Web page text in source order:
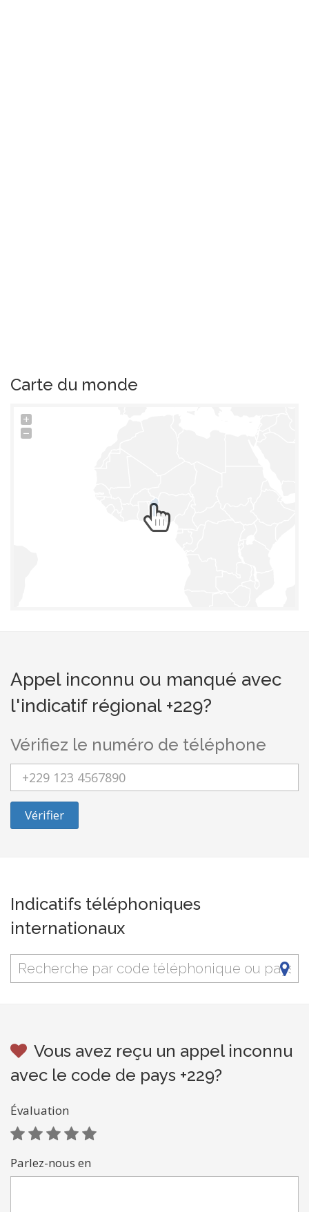
Carte du monde
+
−
Appel inconnu ou manqué avec
l'indicatif régional +229?
Vérifiez le numéro de téléphone
Vérifier
Indicatifs téléphoniques
internationaux
Vous avez reçu un appel inconnu
avec le code de pays +229?
Évaluation
Parlez-nous en